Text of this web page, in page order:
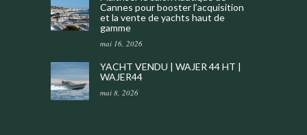
Cannes pour booster l’acquisition
et la vente de yachts haut de
gamme
mai 16, 2026
YACHT VENDU | WAJER 44 HT |
WAJER44
mai 8, 2026